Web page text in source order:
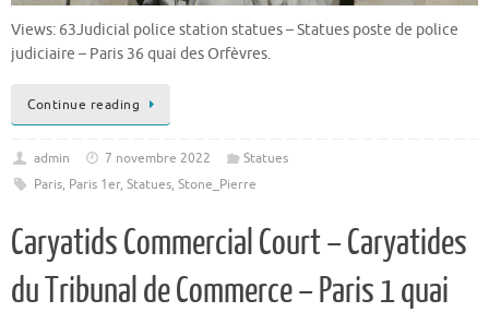
Views: 63Judicial police station statues – Statues poste de police
judiciaire – Paris 36 quai des Orfèvres.
Continue reading
admin 7 novembre 2022
Statues
Paris, Paris 1er, Statues, Stone_Pierre
Caryatids Commercial Court – Caryatides
du Tribunal de Commerce – Paris 1 quai